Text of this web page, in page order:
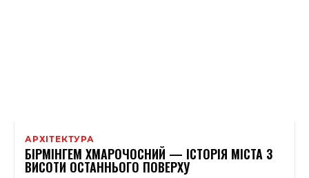
АРХІТЕКТУРА
БІРМІНГЕМ ХМАРОЧОСНИЙ — ІСТОРІЯ МІСТА З
ВИСОТИ ОСТАННЬОГО ПОВЕРХУ